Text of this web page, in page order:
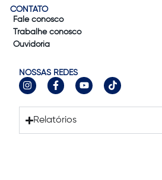
CONTATO
Fale conosco
Trabalhe conosco
Ouvidoria
NOSSAS REDES
Relatórios